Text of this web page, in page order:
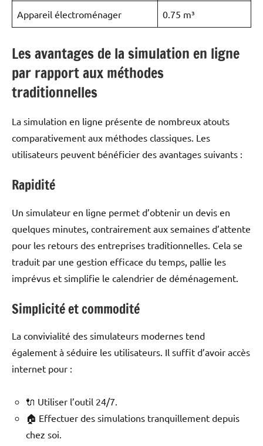
Appareil électroménager 0.75 m³
Les avantages de la simulation en ligne
par rapport aux méthodes
traditionnelles
La simulation en ligne présente de nombreux atouts
comparativement aux méthodes classiques. Les
utilisateurs peuvent bénéficier des avantages suivants :
Rapidité
Un simulateur en ligne permet d’obtenir un devis en
quelques minutes, contrairement aux semaines d’attente
pour les retours des entreprises traditionnelles. Cela se
traduit par une gestion efficace du temps, pallie les
imprévus et simplifie le calendrier de déménagement.
Simplicité et commodité
La convivialité des simulateurs modernes tend
également à séduire les utilisateurs. Il suffit d’avoir accès
internet pour :
🔌 Utiliser l’outil 24/7.
🏠 Effectuer des simulations tranquillement depuis
chez soi.